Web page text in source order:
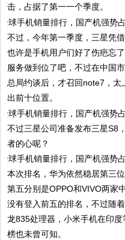
击，占据了第一一个季度。
不过，今年第一季度，三星凭
也许是手机用户们好了伤疤忘
服务做到位了吧，不过在中国
总局约谈后，才召回note7，
出前十位置。
不过三星公司准备发布三星S8
者的心呢？
本次排名，华为依然稳居第三
第五分别是OPPO和VIVO两家
没有登入前五的排名，不过随
龙835处理器，小米手机在印
榜也未曾可知。